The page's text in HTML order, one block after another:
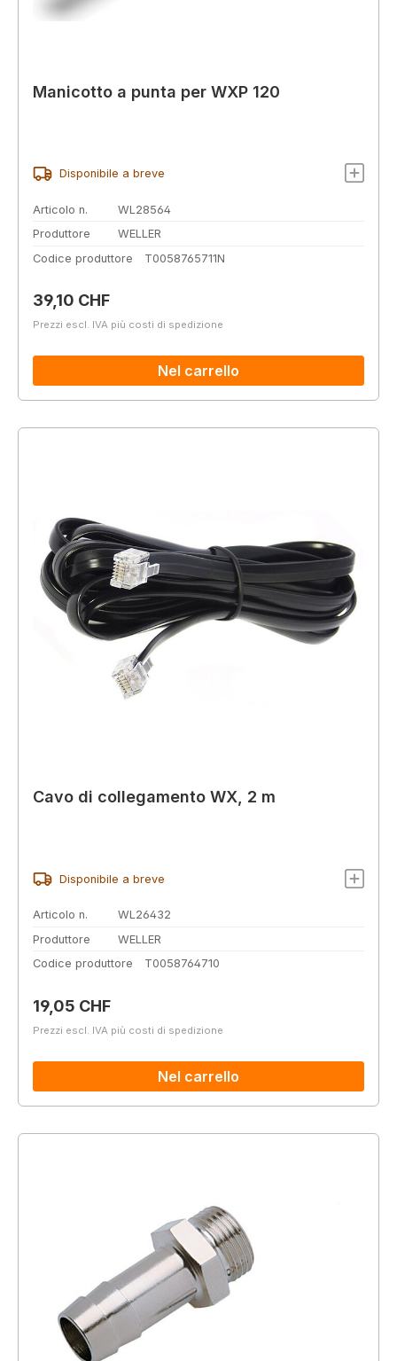
Manicotto a punta per WXP 120
Disponibile a breve
Articolo n.
WL28564
Produttore
WELLER
Codice produttore
T0058765711N
Prezzo normale:
39,10 CHF
Prezzi escl. IVA più costi di spedizione
Nel carrello
Cavo di collegamento WX, 2 m
Disponibile a breve
Articolo n.
WL26432
Produttore
WELLER
Codice produttore
T0058764710
Prezzo normale:
19,05 CHF
Prezzi escl. IVA più costi di spedizione
Nel carrello